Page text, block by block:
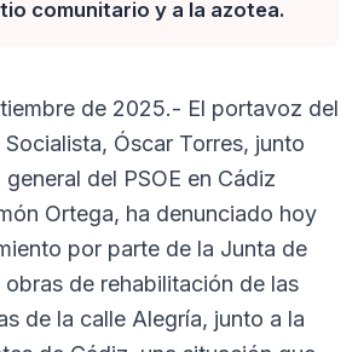
comunitario y a la azotea.
de 2025.- El portavoz del
Óscar Torres, junto
del PSOE en Cádiz
Ortega, ha denunciado hoy
por parte de la Junta de
de rehabilitación de las
de la calle Alegría, junto a la